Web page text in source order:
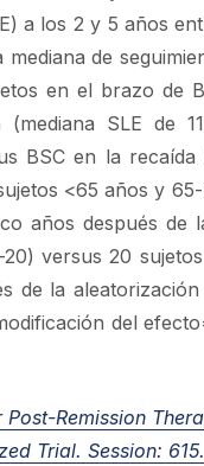
a los 2 y 5 años
de
en el brazo de
SLE de
BSC en la
<65 años y
años después de
versus 20
de la
del
Remission
Trial. Session: